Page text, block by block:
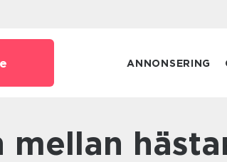
ANNONSERING